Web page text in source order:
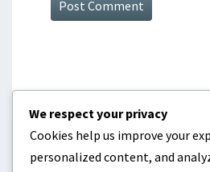
KATEGORIEN
We respect your privacy
Cookies help us improve your
personalized content, and